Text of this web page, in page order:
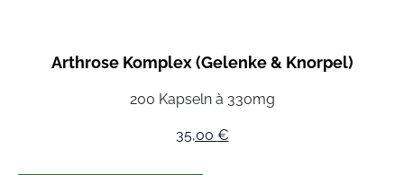
Arthrose Komplex (Gelenke & Knorpel)
200 Kapseln à 330mg
35,00 €